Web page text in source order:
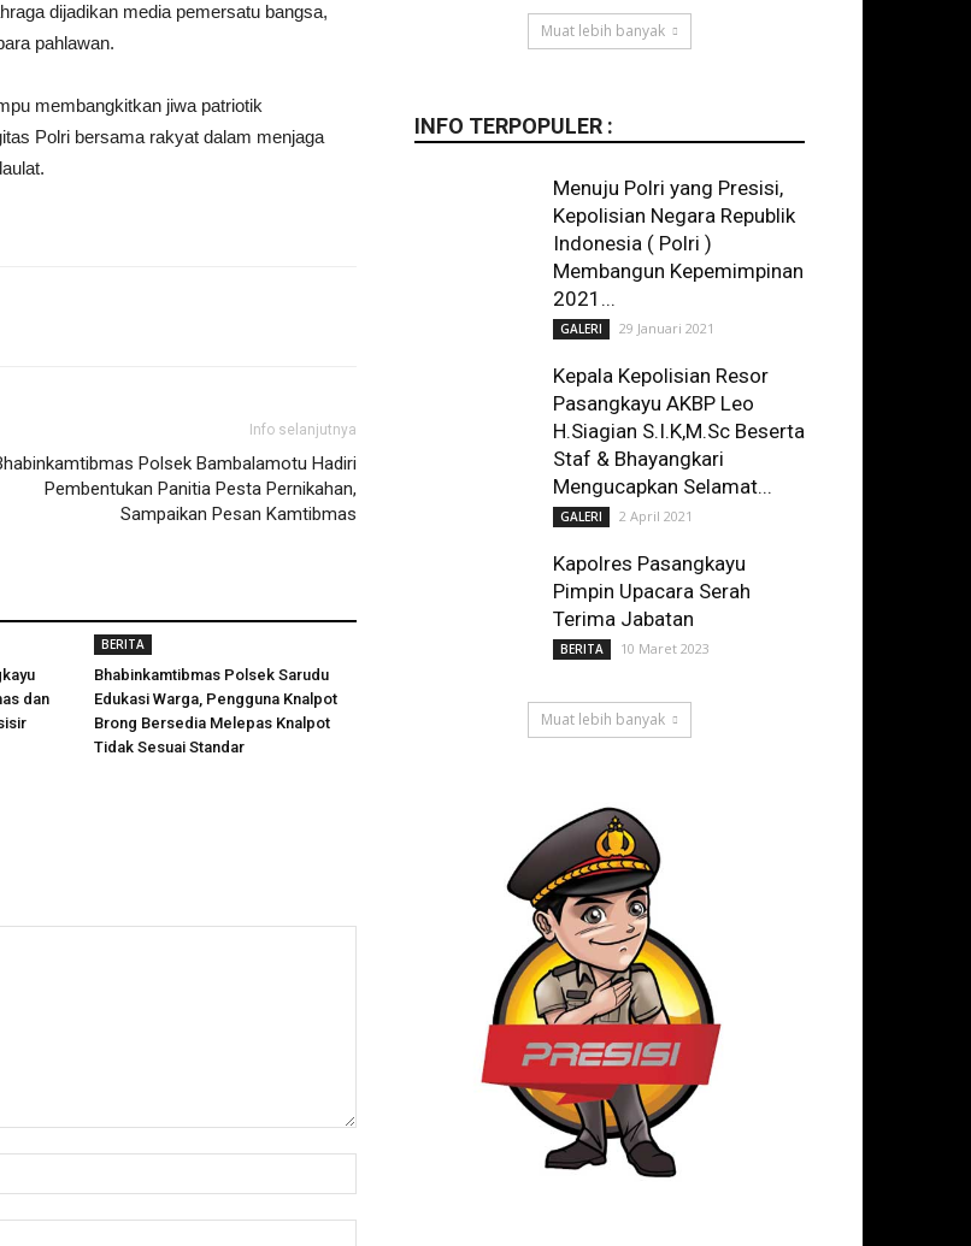
dijadikan media pemersatu bangsa,
pahlawan.
membangkitkan jiwa patriotik
Polri bersama rakyat dalam menjaga
Info selanjutnya
Polsek Bambalamotu Hadiri
Pembentukan Panitia Pesta Pernikahan,
Sampaikan Pesan Kamtibmas
dan
BERITA
Bhabinkamtibmas Polsek Sarudu
Edukasi Warga, Pengguna Knalpot
Brong Bersedia Melepas Knalpot
Tidak Sesuai Standar
Muat lebih banyak
INFO TERPOPULER :
Menuju Polri yang Presisi,
Kepolisian Negara Republik
Indonesia ( Polri )
Membangun Kepemimpinan
2021...
GALERI 29 Januari 2021
Kepala Kepolisian Resor
Pasangkayu AKBP Leo
H.Siagian S.I.K,M.Sc Beserta
Staf & Bhayangkari
Mengucapkan Selamat...
GALERI 2 April 2021
Kapolres Pasangkayu
Pimpin Upacara Serah
Terima Jabatan
BERITA 10 Maret 2023
Muat lebih banyak